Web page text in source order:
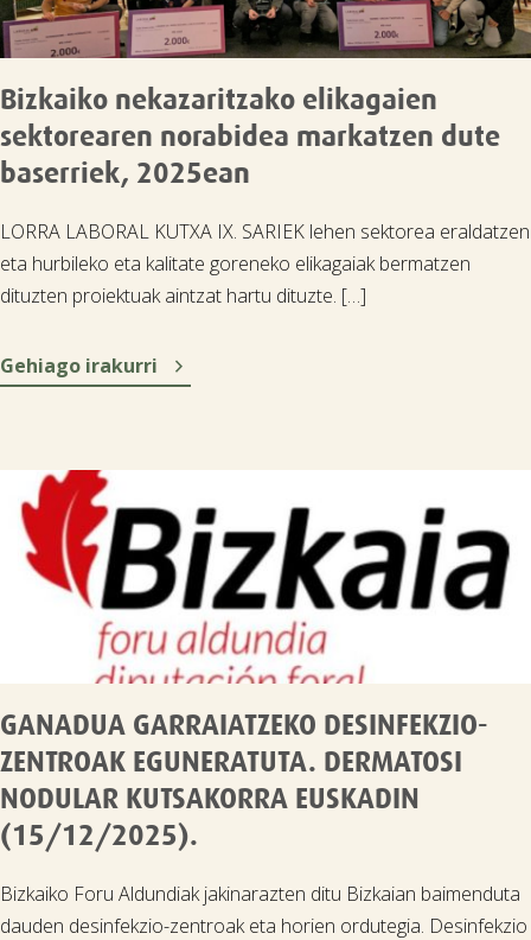

Bizkaiko nekazaritzako elikagaien
sektorearen norabidea markatzen dute
baserriek, 2025ean
LORRA LABORAL KUTXA IX. SARIEK lehen sektorea eraldatzen
eta hurbileko eta kalitate goreneko elikagaiak bermatzen
dituzten proiektuak aintzat hartu dituzte. […]
Gehiago irakurri 
GANADUA GARRAIATZEKO DESINFEKZIO-
ZENTROAK EGUNERATUTA. DERMATOSI
NODULAR KUTSAKORRA EUSKADIN
(15/12/2025).
Bizkaiko Foru Aldundiak jakinarazten ditu Bizkaian baimenduta
dauden desinfekzio-zentroak eta horien ordutegia. Desinfekzio